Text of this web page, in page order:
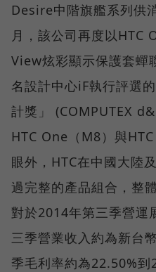
Desire中階旗艦系列
月，該公司再度以HTC
View炫彩顯示保護套蟬
名設計中心iF執行評選
計獎」 (COMPUTEX
HTC One（M8）與
眼外，HTC在中國大陸
過完整的產品組合，整
對於2014年第三季營運
三季營業收入約為新台
季毛利率約為22.50%